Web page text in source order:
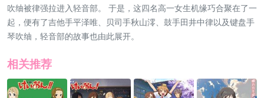
吹䌷被律强拉进入轻音部。 于是，这四名高一女生机缘巧合聚在了一
起，便有了吉他手平泽唯、贝司手秋山澪、鼓手田井中律以及键盘手
琴吹䌷，轻音部的故事也由此展开。
相关推荐